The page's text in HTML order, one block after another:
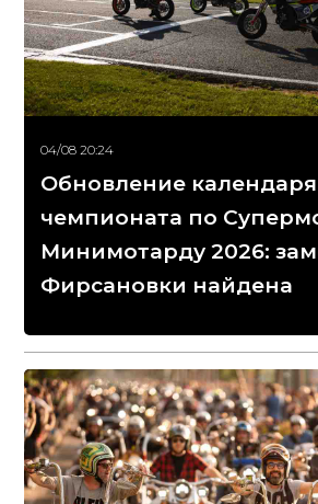
04/08 20:24
Обновление календаря
чемпионата по
Минимотарду 2026:
Фирсановки найдена